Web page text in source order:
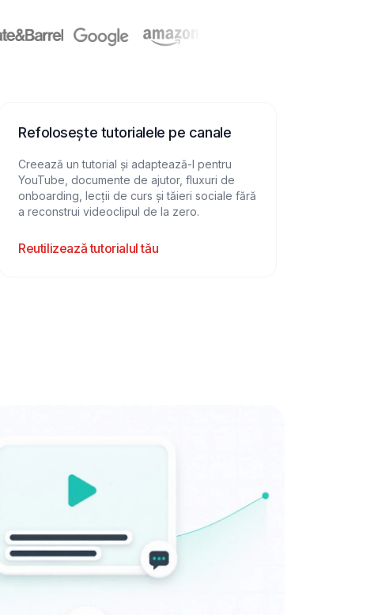
Refolosește tutorialele pe canale
Creează un tutorial și adaptează-l pentru
YouTube, documente de ajutor, fluxuri de
onboarding, lecții de curs și tăieri sociale fără
a reconstrui videoclipul de la zero.
Reutilizează tutorialul tău